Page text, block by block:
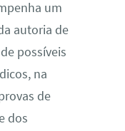
um
autoria de
possíveis
na
de
dos